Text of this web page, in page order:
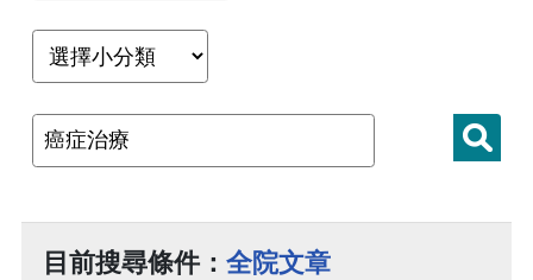
目前搜尋條件： 全院文章